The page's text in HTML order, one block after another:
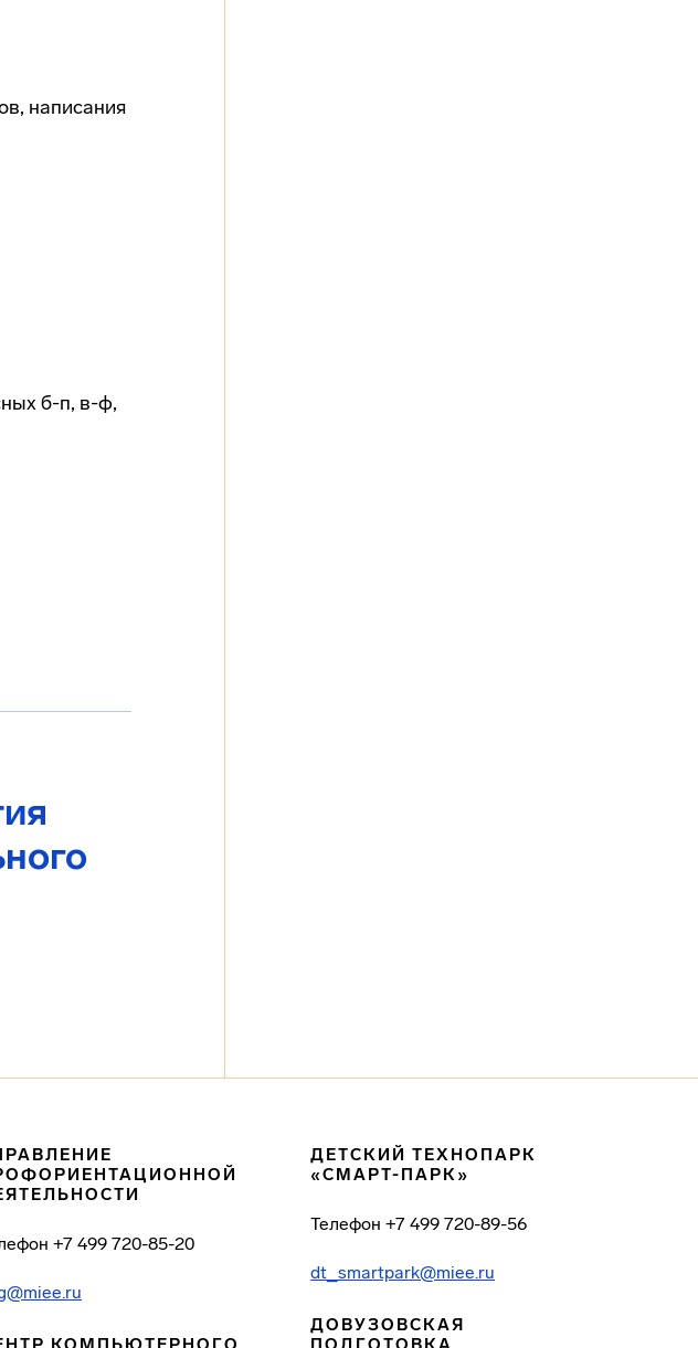
написания
б-п, в-ф,
+7 499 720-85-20
ДЕТСКИЙ ТЕХНОПАРК
«СМАРТ-ПАРК»
Телефон +7 499 720-89-56
dt_smartpark@miee.ru
ДОВУЗОВСКАЯ